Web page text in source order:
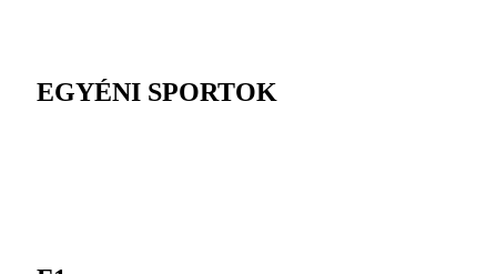
EGYÉNI SPORTOK